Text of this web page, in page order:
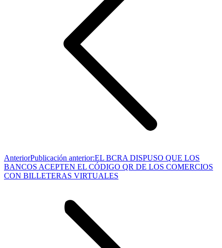
AnteriorPublicación anterior:EL BCRA DISPUSO QUE LOS
BANCOS ACEPTEN EL CÓDIGO QR DE LOS COMERCIOS
CON BILLETERAS VIRTUALES